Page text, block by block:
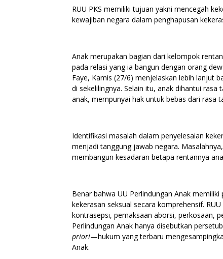
RUU PKS memiliki tujuan yakni mencegah
kewajiban negara dalam penghapusan
Anak merupakan bagian dari kelompok
pada relasi yang ia bangun dengan orang
Faye, Kamis (27/6) menjelaskan lebih lanjut
di sekelilingnya. Selain itu, anak dihantui
anak, mempunyai hak untuk bebas dari rasa
Identifikasi masalah dalam penyelesaian
menjadi tanggung jawab negara.
membangun kesadaran betapa rentannya
Benar bahwa UU Perlindungan Anak
kekerasan seksual secara komprehensif.
kontrasepsi, pemaksaan aborsi, perkosaan,
Perlindungan Anak hanya disebutkan
priori—hukum yang terbaru
Anak.